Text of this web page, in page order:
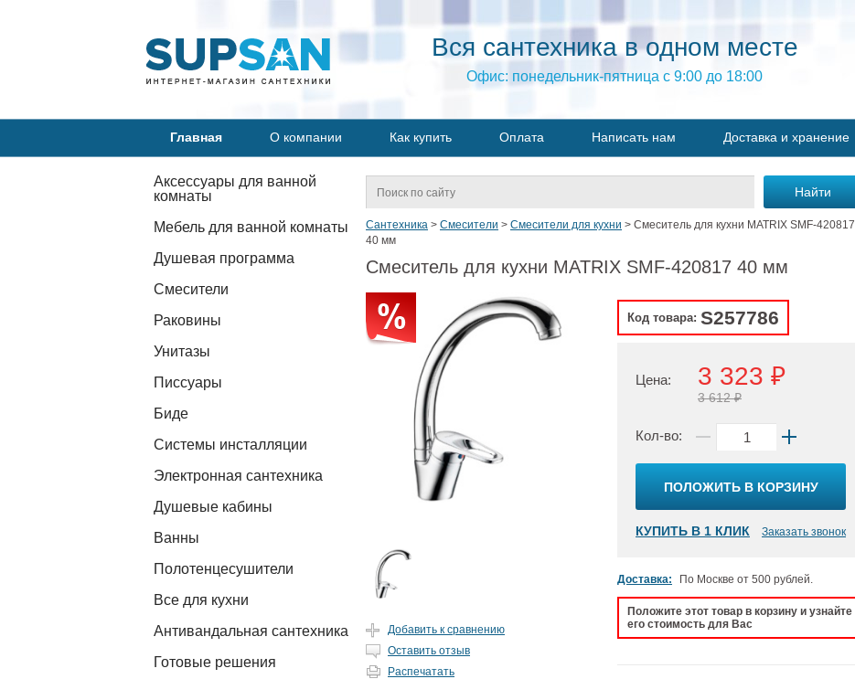
Вся сантехника в одном месте
Офис: понедельник-пятница с 9:00 до 18:00
Главная О компании Как купить Оплата Написать нам Доставка и хранение
Аксессуары для ванной
комнаты
Мебель для ванной комнаты
Душевая программа
Смесители
Раковины
Унитазы
Писсуары
Биде
Системы инсталляции
Электронная сантехника
Душевые кабины
Ванны
Полотенцесушители
Все для кухни
Антивандальная сантехника
Готовые решения
Сантехника > Смесители > Смесители для кухни > Смеситель для кухни MATRIX SMF-420817
40 мм
Смеситель для кухни MATRIX SMF-420817 40 мм
Добавить к сравнению
Оставить отзыв
Распечатать
Код товара: S257786
Цена: 3 323 ₽
3 612 ₽
Кол-во:
ПОЛОЖИТЬ В КОРЗИНУ
КУПИТЬ В 1 КЛИК Заказать звонок
Доставка: По Москве от 500 рублей.
Положите этот товар в корзину и узнайте
его стоимость для Вас